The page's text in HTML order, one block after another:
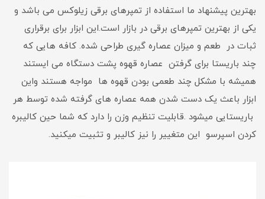
بهترین پیشنهاد ما استفاده از تمپرهای برقی زیلوکس می باشد و
یکی از بهترین تمپرهای برقی در بازار است.این ابزار برای برقراری
ثبات در طعم و میزان عصاره گیری طراحی شده. کافه هایی که
چند باریستا برای گرفتن عصاره قهوه پشت دستگاه می ایستند
همیشه با مشکل چند طعمی بودن قهوه ها مواجه هستند واین
ابزار باعث یک دست شدن همه عصاره های گرفته شده توسط هر
باریستایی میشود .قابلیت تنظیم وزن را دارد که شما حین کالیبره
کردن اسپرسو این متغییر را نیز کالیبر و تثبیت میکنید.